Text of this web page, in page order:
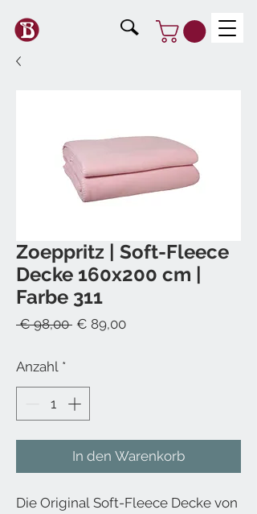
Zoeppritz | Soft-Fleece
Decke 160x200 cm |
Farbe 311
€ 98,00 Standardpreis
€ 89,00Sale-
Anzahl *
In den Warenkorb
Die Original Soft-Fleece Decke von